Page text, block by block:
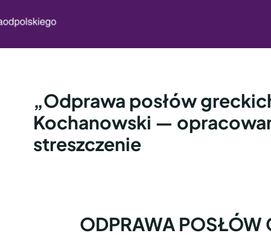
„Odprawa posłów
Kochanowski —
streszczenie
ODPRAWA POSŁÓW